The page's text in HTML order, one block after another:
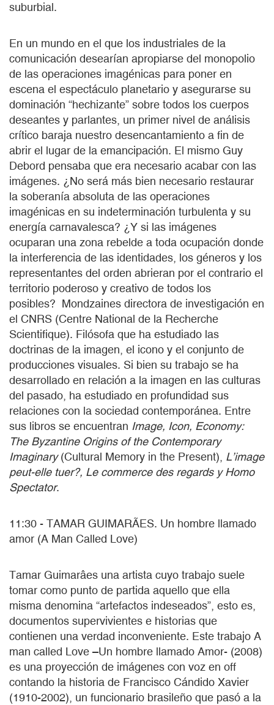
suburbial.
En un mundo en el que los industriales de la
comunicación desearían apropiarse del monopolio
de las operaciones imagénicas para poner en
escena el espectáculo planetario y asegurarse su
dominación “hechizante” sobre todos los cuerpos
deseantes y parlantes, un primer nivel de análisis
crítico baraja nuestro desencantamiento a fin de
abrir el lugar de la emancipación. El mismo Guy
Debord pensaba que era necesario acabar con las
imágenes. ¿No será más bien necesario restaurar
la soberanía absoluta de las operaciones
imagénicas en su indeterminación turbulenta y su
energía carnavalesca? ¿Y si las imágenes
ocuparan una zona rebelde a toda ocupación donde
la interferencia de las identidades, los géneros y los
representantes del orden abrieran por el contrario el
territorio poderoso y creativo de todos los
posibles? Mondzaines directora de investigación en
el CNRS (Centre National de la Recherche
Scientifique). Filósofa que ha estudiado las
doctrinas de la imagen, el icono y el conjunto de
producciones visuales. Si bien su trabajo se ha
desarrollado en relación a la imagen en las culturas
del pasado, ha estudiado en profundidad sus
relaciones con la sociedad contemporánea. Entre
sus libros se encuentran Image, Icon, Economy:
The Byzantine Origins of the Contemporary
Imaginary(Cultural Memory in the Present), L’image
peut-elle tuer?, Le commerce des regards y Homo
Spectator.
11:30 - TAMAR GUIMARÃES. Un hombre llamado
amor (A Man Called Love)
Tamar Guimarâes una artista cuyo trabajo suele
tomar como punto de partida aquello que ella
misma denomina “artefactos indeseados”, esto es,
documentos supervivientes e historias que
contienen una verdad inconveniente. Este trabajo A
man called Love –Un hombre llamado Amor- (2008)
es una proyección de imágenes con voz en off
contando la historia de Francisco Cándido Xavier
(1910-2002), un funcionario brasileño que pasó a la